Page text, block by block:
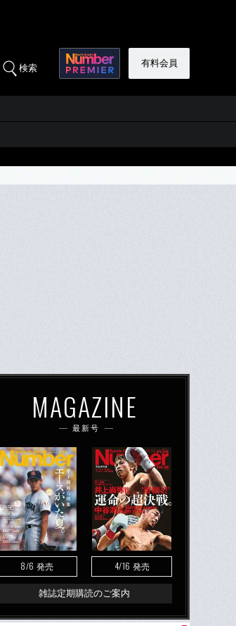
検索 有料会員
MAGAZINE
最新号
8/6 発売 4/16 発売
雑誌定期購読のご案内